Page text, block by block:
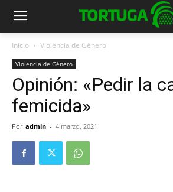
Inicio Violencia de Género
Violencia de Género
Opinión: «Pedir la
femicida»
Por admin - 4 marzo, 2021